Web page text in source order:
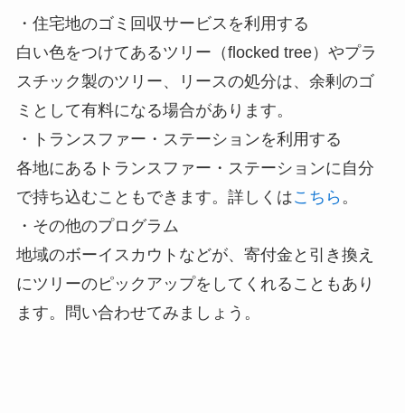
・住宅地のゴミ回収サービスを利用する
白い色をつけてあるツリー（flocked tree）やプラ
スチック製のツリー、リースの処分は、余剰のゴ
ミとして有料になる場合があります。
・トランスファー・ステーションを利用する
各地にあるトランスファー・ステーションに自分
で持ち込むこともできます。詳しくはこちら 。
・その他のプログラム
地域のボーイスカウトなどが、寄付金と引き換え
にツリーのピックアップをしてくれることもあり
ます。問い合わせてみましょう。